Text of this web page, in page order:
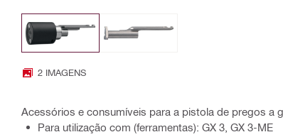
2 IMAGENS
Acessórios e consumíveis para a pistola de pregos a
Para utilização com (ferramentas): GX 3, GX 3-ME